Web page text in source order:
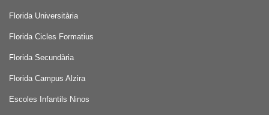
Florida Universitària
Florida Cicles Formatius
Florida Secundària
Florida Campus Alzira
Escoles Infantils Ninos